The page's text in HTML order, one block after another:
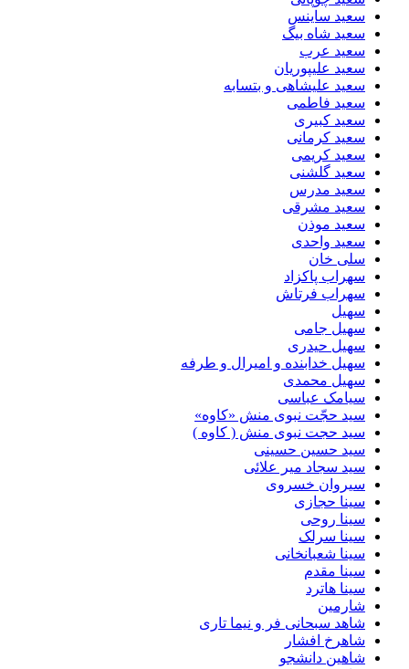
سعید ساینس
سعید شاه بیگ
سعید عرب
سعید علیپوریان
سعید علیشاهی و بتسابه
سعید فاطمی
سعید کبیری
سعید کرمانی
سعید کریمی
سعید گلشنی
سعید مدرس
سعید مشرقی
سعید موذن
سعید واحدی
سلی خان
سهراب پاکزاد
سهراب فرتاش
سهیل
سهیل جامی
سهیل حیدری
سهیل خدابنده و امیرال و طرفه
سهیل محمدی
سیامک عباسی
سید حجّت نبوی منش «کاوه»
سید حجت نبوی منش ( کاوه )
سید حسین حسینى
سید سجاد میر علائی
سیروان خسروی
سینا حجازی
سینا روحی
سینا سرلک
سینا شعبانخانی
سینا مقدم
سینا هاترد
شارمین
شاهد سبحانی فر و نیما تاری
شاهرخ افشار
شاهین دانشجو